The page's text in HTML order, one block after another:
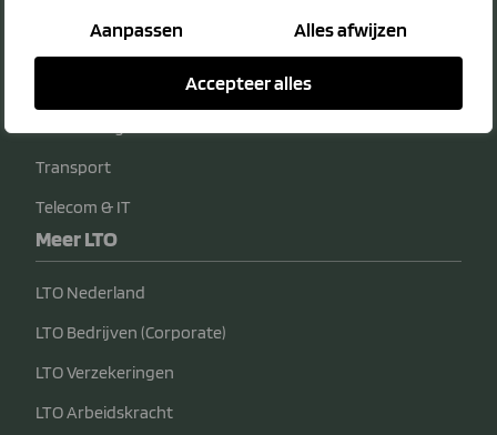
Aanpassen Alles afwijzen
Accepteer alles
Transport
Telecom & IT
Meer LTO
LTO Nederland
LTO Bedrijven (Corporate)
LTO Verzekeringen
LTO Arbeidskracht